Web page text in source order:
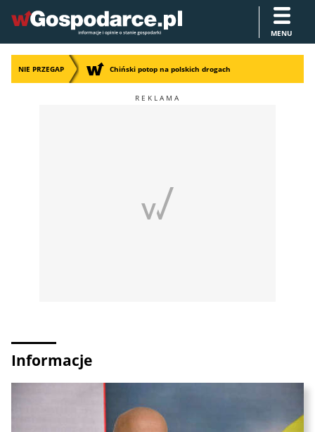
MENU
NIE PRZEGAP Chiński potop na polskich drogach
Informacje